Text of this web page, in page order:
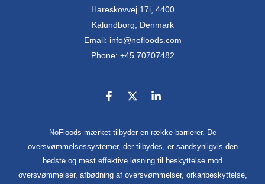
Hareskovvej 17i, 4400
Kalundborg, Denmark
Email: info@nofloods.com
Phone: +45 70707482
NoFloods-mærket tilbyder en række barrierer. De
oversvømmelsessystemer, der tilbydes, er sandsynligvis den
bedste og mest effektive løsning til beskyttelse mod
oversvømmelser, afbødning af oversvømmelser, orkanbeskyttelse,